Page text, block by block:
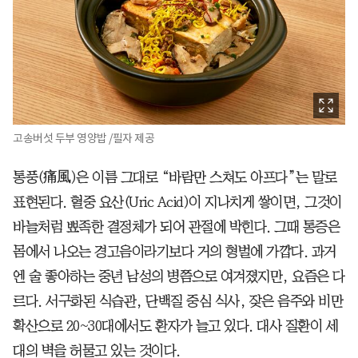
고송버섯 두부 영양밥 /필자 제공
통풍(痛風)은 이름 그대로 “바람만 스쳐도 아프다”는 말로
표현된다. 혈중 요산(Uric Acid)이 지나치게 쌓이면, 그것이
바늘처럼 뾰족한 결정체가 되어 관절에 박힌다. 그때 통증은
몸에서 나오는 경고음이라기보다 거의 형벌에 가깝다. 과거
엔 술 좋아하는 중년 남성의 병쯤으로 여겨졌지만, 요즘은 다
르다. 서구화된 식습관, 단백질 중심 식사, 잦은 음주와 비만
확산으로 20~30대에서도 환자가 늘고 있다. 대사 질환이 세
대의 벽을 허물고 있는 것이다.